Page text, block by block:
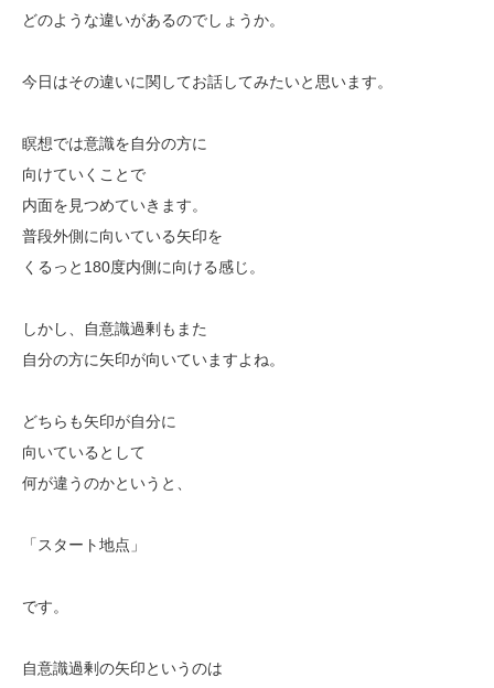
どのような違いがあるのでしょうか。
今日はその違いに関してお話してみたいと思います。
瞑想では意識を自分の方に
向けていくことで
内面を見つめていきます。
普段外側に向いている矢印を
くるっと180度内側に向ける感じ。
しかし、自意識過剰もまた
自分の方に矢印が向いていますよね。
どちらも矢印が自分に
向いているとして
何が違うのかというと、
「スタート地点」
です。
自意識過剰の矢印というのは